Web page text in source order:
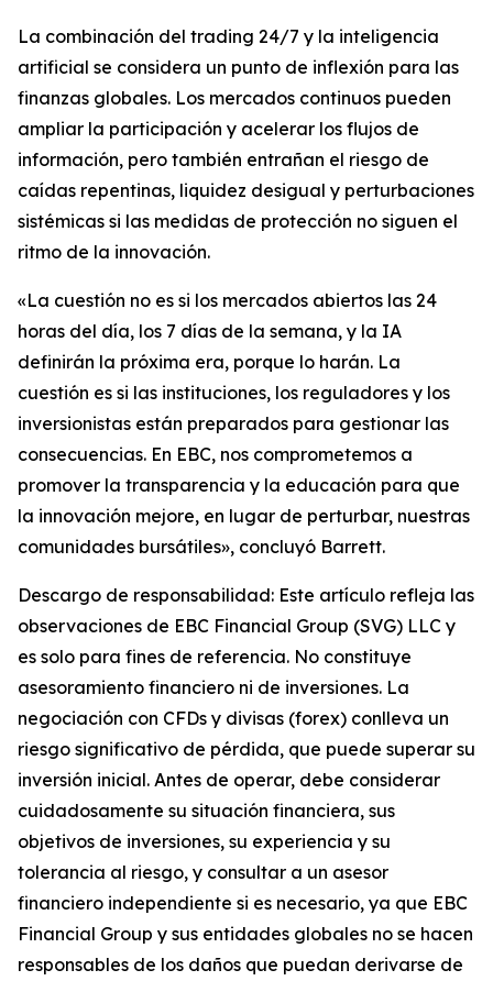
La combinación del trading 24/7 y la inteligencia
artificial se considera un punto de inflexión para las
finanzas globales. Los mercados continuos pueden
ampliar la participación y acelerar los flujos de
información, pero también entrañan el riesgo de
caídas repentinas, liquidez desigual y perturbaciones
sistémicas si las medidas de protección no siguen el
ritmo de la innovación.
«La cuestión no es si los mercados abiertos las 24
horas del día, los 7 días de la semana, y la IA
definirán la próxima era, porque lo harán. La
cuestión es si las instituciones, los reguladores y los
inversionistas están preparados para gestionar las
consecuencias. En EBC, nos comprometemos a
promover la transparencia y la educación para que
la innovación mejore, en lugar de perturbar, nuestras
comunidades bursátiles», concluyó Barrett.
Descargo de responsabilidad: Este artículo refleja las
observaciones de EBC Financial Group (SVG) LLC y
es solo para fines de referencia. No constituye
asesoramiento financiero ni de inversiones. La
negociación con CFDs y divisas (forex) conlleva un
riesgo significativo de pérdida, que puede superar su
inversión inicial. Antes de operar, debe considerar
cuidadosamente su situación financiera, sus
objetivos de inversiones, su experiencia y su
tolerancia al riesgo, y consultar a un asesor
financiero independiente si es necesario, ya que EBC
Financial Group y sus entidades globales no se hacen
responsables de los daños que puedan derivarse de